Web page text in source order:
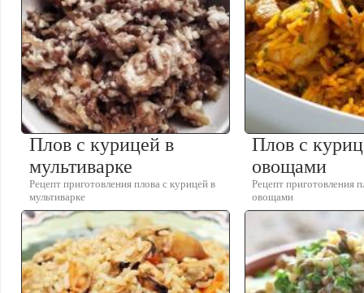
Плов с курицей в
мультиварке
Рецепт приготовления плова с курицей в
мультиварке
Плов с
овощами
Рецепт приготовления
овощами